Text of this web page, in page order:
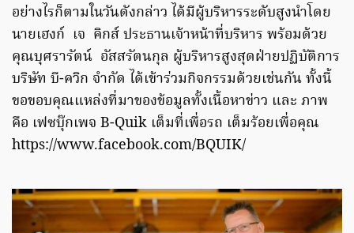
อย่างไรก็ตามในวันดังกล่าว ได้มีผู้บริหารระดับสูงนำโดย
นายเฮงก์ เจ คิกส์ ประธานเจ้าหน้าที่บริหาร พร้อมด้วย
คุณบุศรารัตน์ อัสสรัตนกุล ผู้บริหารสูงสุดฝ่ายปฏิบัติการ
บริษัท บี-ควิก จำกัด ได้เข้าร่วมกิจกรรมด้วยเช่นกัน ทั้งนี้
ขอขอบคุณแหล่งที่มาของข้อมูลทั้งเนื้อหาข่าว และ ภาพ
คือ เฟซบุ๊กเพจ B-Quik เต็มที่เพื่อรถ เต็มร้อยเพื่อคุณ
https://www.facebook.com/BQUIK/